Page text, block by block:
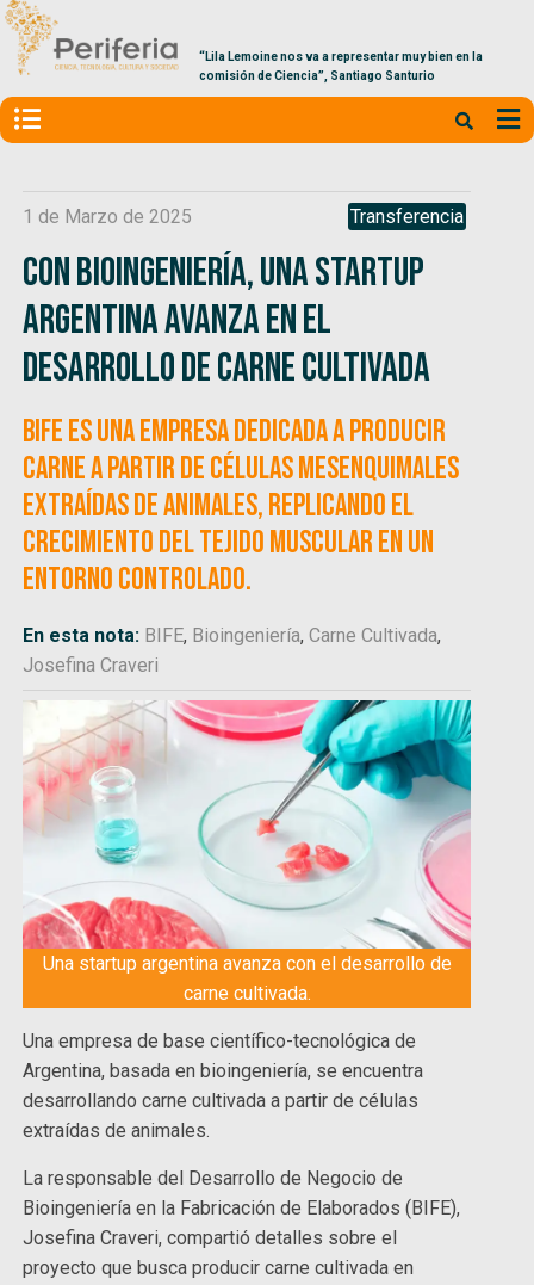
“Lila Lemoine nos va a representar muy bien en la
comisión de Ciencia”, Santiago Santurio
1 de Marzo de 2025 Transferencia
Con bioingeniería, una startup
argentina avanza en el
desarrollo de carne cultivada
BIFE es una empresa dedicada a producir
carne a partir de células mesenquimales
extraídas de animales, replicando el
crecimiento del tejido muscular en un
entorno controlado.
En esta nota: BIFE, Bioingeniería,Carne Cultivada,
Josefina Craveri
Una startup argentina avanza con el desarrollo de
carne cultivada.
Una empresa de base científico-tecnológica de
Argentina, basada en bioingeniería, se encuentra
desarrollando carne cultivada a partir de células
extraídas de animales.
La responsable del Desarrollo de Negocio de
Bioingeniería en la Fabricación de Elaborados (BIFE),
Josefina Craveri, compartió detalles sobre el
proyecto que busca producir carne cultivada en